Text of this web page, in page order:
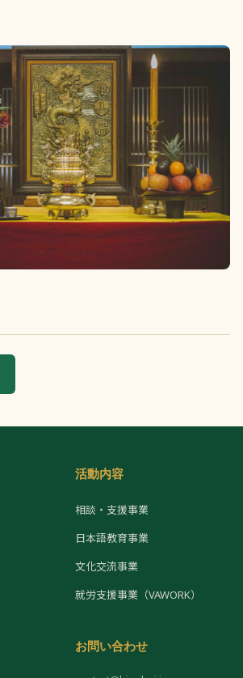
活動内容
相談・支援事業
日本語教育事業
文化交流事業
就労支援事業（VAWORK）
お問い合わせ